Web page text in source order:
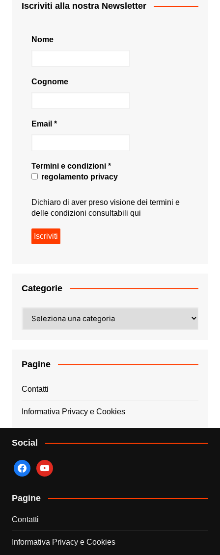
Iscriviti alla nostra Newsletter
Nome
Cognome
Email *
Termini e condizioni *
regolamento privacy
Dichiaro di aver preso visione dei termini e
delle condizioni consultabili qui
Categorie
Pagine
Contatti
Informativa Privacy e Cookies
Social
facebookyoutube
Pagine
Contatti
Informativa Privacy e Cookies